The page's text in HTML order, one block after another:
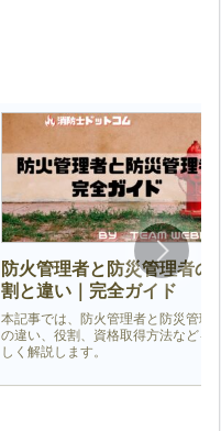
防火管理者と防災管理者の
割と違い｜完全ガイド
本記事では、防火管理者と防災管理
の違い、役割、資格取得方法などを
しく解説します。